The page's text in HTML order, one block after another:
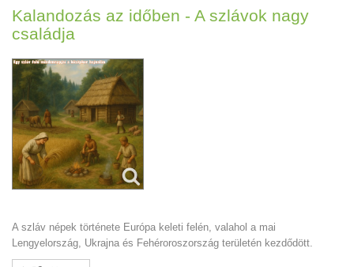
Kalandozás az időben - A szlávok nagy
családja
A szláv népek története Európa keleti felén, valahol a mai
Lengyelország, Ukrajna és Fehéroroszország területén kezdődött.